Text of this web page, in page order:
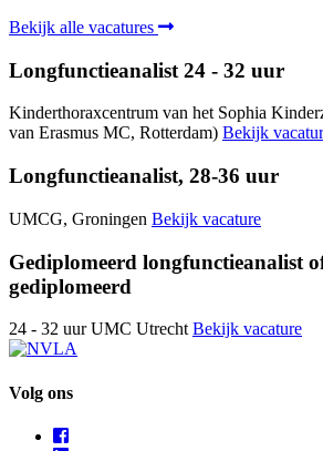
Bekijk alle vacatures
Longfunctieanalist 24 - 32 uur
Kinderthoraxcentrum van het Sophia
van Erasmus MC, Rotterdam) Bekijk
Longfunctieanalist, 28-36 uur
UMCG, Groningen Bekijk vacature
Gediplomeerd longfunctieanalist
gediplomeerd
24 - 32 uur UMC Utrecht Bekijk vacature
Volg ons